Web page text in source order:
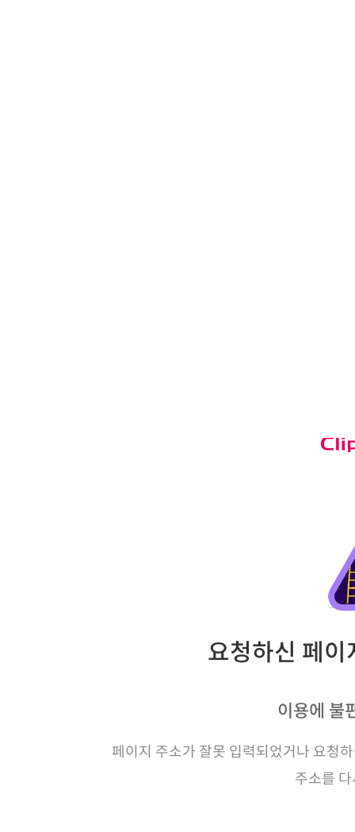
요청하신 페
이용에 불
페이지 주소가 잘못 입력되었거나 요청
주소를